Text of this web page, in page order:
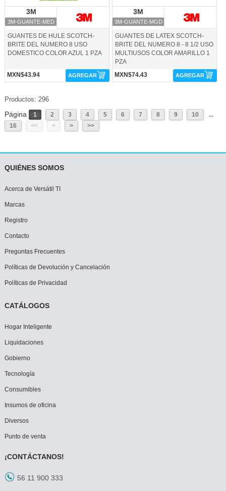
3M
3M-GUANTE-MED
GUANTES DE HULE SCOTCH-
BRITE DEL NUMERO 8 USO
DOMESTICO COLOR AZUL 1 PZA
MXN$43.94 AGREGAR
3M
3M-GUANTE-MGD
GUANTES DE LATEX SCOTCH-
BRITE DEL NUMERO 8 - 8 1/2 USO
MULTIUSOS COLOR AMARILLO 1
PZA
MXN$74.43
AGREGAR
Productos: 296
Página 1 2 3 4 5 6 7 8 9 10
...
16
<< < > >>
QUIÉNES SOMOS
Acerca de Versátil TI
Marcas
Registro
Contacto
Preguntas Frecuentes
Políticas de Devolución y Cancelación
Políticas de Privacidad
CATÁLOGOS
Hogar Inteligente
Liquidaciones
Gobierno
Tecnología
Consumibles
Insumos de oficina
Diversos
Punto de venta
¡CONTÁCTANOS!
56 11 900 333